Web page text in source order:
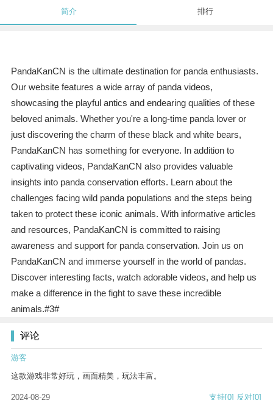
简介 排行
PandaKanCN is the ultimate destination for panda enthusiasts.
Our website features a wide array of panda videos,
showcasing the playful antics and endearing qualities of these
beloved animals. Whether you're a long-time panda lover or
just discovering the charm of these black and white bears,
PandaKanCN has something for everyone. In addition to
captivating videos, PandaKanCN also provides valuable
insights into panda conservation efforts. Learn about the
challenges facing wild panda populations and the steps being
taken to protect these iconic animals. With informative articles
and resources, PandaKanCN is committed to raising
awareness and support for panda conservation. Join us on
PandaKanCN and immerse yourself in the world of pandas.
Discover interesting facts, watch adorable videos, and help us
make a difference in the fight to save these incredible
animals.#3#
评论
游客
这款游戏非常好玩，画面精美，玩法丰富。
2024-08-29 支持[0] 反对[0]